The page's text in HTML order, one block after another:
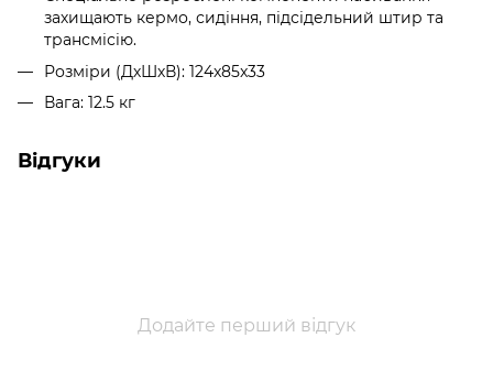
захищають кермо, сидіння, підсідельний штир та
трансмісію.
Розміри (ДхШхВ): 124x85x33
Вага: 12.5 кг
Відгуки
Додайте перший відгук